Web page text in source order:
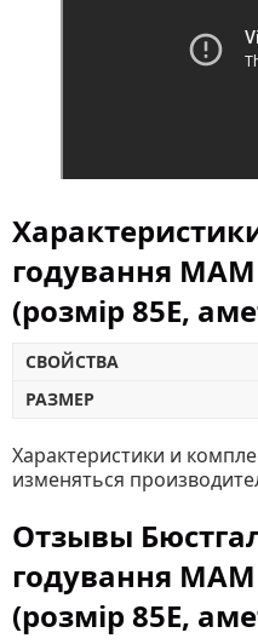
годування
(розмір 85E,
СВОЙСТВА
РАЗМЕР
Характеристики и
изменяться
Отзывы
годування
(розмір 85E,